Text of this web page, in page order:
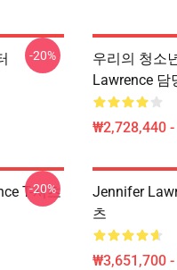
-20%
우리의 청소
Lawrence 담
₩2,728,440
T-셔츠
-20%
Jennifer
츠
₩3,651,700